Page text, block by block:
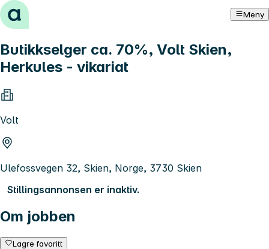
Hopp til innhold Meny
Butikkselger ca. 70%, Volt Skien,
Herkules - vikariat
Volt
Ulefossvegen 32, Skien, Norge, 3730 Skien
Stillingsannonsen er inaktiv.
Om jobben
Lagre favoritt